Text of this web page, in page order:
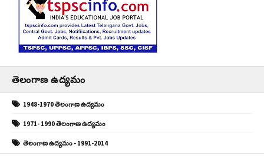
తెలంగాణ ఉద్యమం
1948-1970 తెలంగాణ ఉద్యమం
1971- 1990 తెలంగాణ ఉద్యమం
తెలంగాణ ఉద్యమం - 1991-2014